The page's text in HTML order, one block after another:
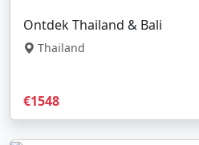
Ontdek Thailand & Bali
Thailand
€1548